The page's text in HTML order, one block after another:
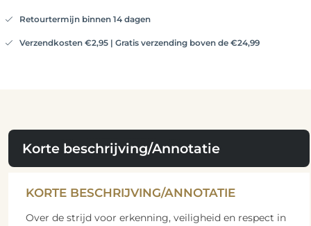
Retourtermijn binnen 14 dagen
Verzendkosten €2,95 | Gratis verzending boven de €24,99
Korte beschrijving/Annotatie
KORTE BESCHRIJVING/ANNOTATIE
Over de strijd voor erkenning, veiligheid en respect in